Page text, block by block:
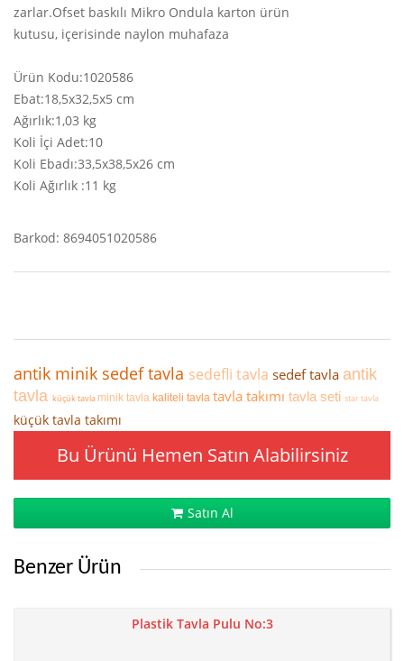
zarlar.Ofset baskılı Mikro Ondula karton ürün
kutusu, içerisinde naylon muhafaza
Ürün Kodu:1020586
Ebat:18,5x32,5x5 cm
Ağırlık:1,03 kg
Koli İçi Adet:10
Koli Ebadı:33,5x38,5x26 cm
Koli Ağırlık :11 kg
Barkod: 8694051020586
antik minik sedef tavla sedefli tavla sedef tavla antik
tavla küçük tavla minik tavla kaliteli tavla tavla takımı tavla seti star tavla
küçük tavla takımı
Bu Ürünü Hemen Satın Alabilirsiniz
Satın Al
Benzer Ürün
Plastik Tavla Pulu No:3